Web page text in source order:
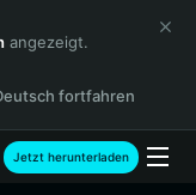
angezeigt.
fortfahren
Jetzt herunterladen